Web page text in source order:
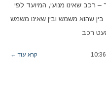
– רכב שאינו מנועי, המיועד לפי
בין שהוא משמש ובין שאינו משמש
רכב
קרא עוד ←